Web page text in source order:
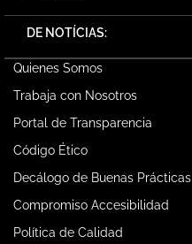
DE NOTÍCIAS:
Quienes Somos
Trabaja con Nosotros
Portal de Transparencia
Código Ético
Decálogo de Buenas Prácticas
Compromiso Accesibilidad
Política de Calidad